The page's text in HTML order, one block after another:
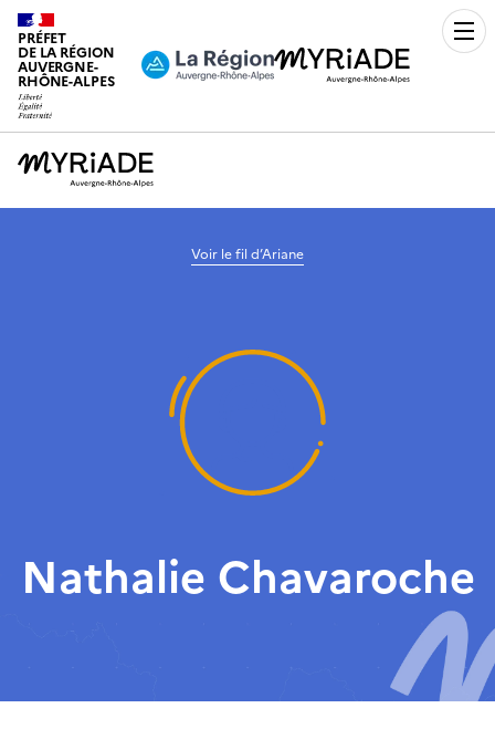
PRÉFET
DE LA RÉGION
AUVERGNE-
RHÔNE-ALPES
Voir le fil d’Ariane
Nathalie Chavaroche